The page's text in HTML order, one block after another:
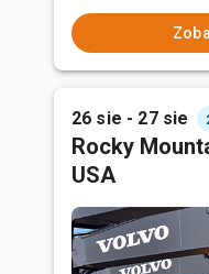
26 sie - 27 sie
Rocky
USA